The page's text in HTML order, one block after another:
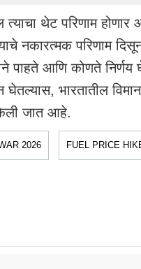
थेट परिणाम होणार
नकारत्मक परिणाम
पाहते आणि कोणते निर्णय
भारतातील
जात आहे.
2026 FUEL PRICE